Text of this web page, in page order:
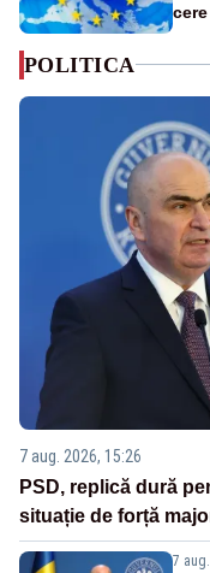
POLITICA
7 aug. 2026, 15:26
PSD, replică dură
situație de forță
7